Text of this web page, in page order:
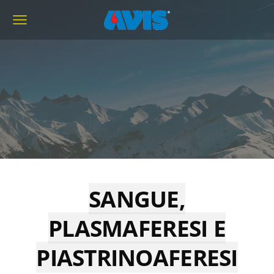
SANGUE,
PLASMAFERESI E
PIASTRINOAFERESI